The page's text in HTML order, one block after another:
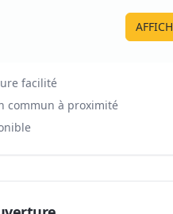
facilité
commun à proximité